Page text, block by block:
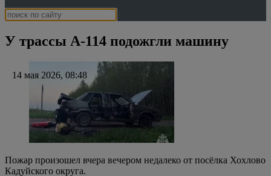
У трассы А-114 подожгли машину
14 мая 2026, 08:48
Пожар произошел вчера вечером недалеко от посёлка Хохлово
Кадуйского округа.